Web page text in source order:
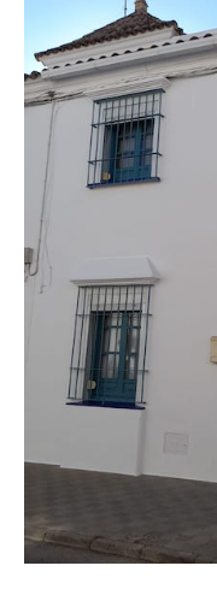
EXTERIOR?
GUÍA
PARA
TENER
EXTERIORES
DE
REVISTA.